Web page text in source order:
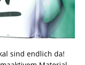
sind endlich da!